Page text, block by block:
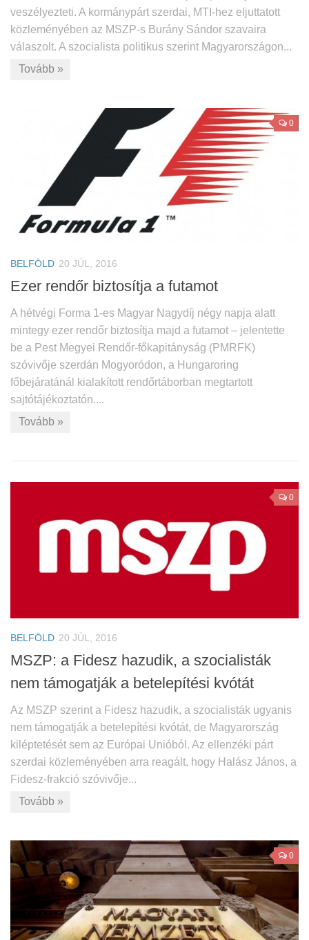
veszélyezteti. A kormánypárt szerdai, MTI-hez eljuttatott
közleményében az MSZP-s Burány Sándor szavaira
válaszolt. A szocialista politikus szerint Magyarországon...
Tovább »
0
BELFÖLD 20 JÚL, 2016
Ezer rendőr biztosítja a futamot
A hétvégi Forma 1-es Magyar Nagydíj négy napja alatt
mintegy ezer rendőr biztosítja majd a futamot – jelentette
be a Pest Megyei Rendőr-főkapitányság (PMRFK)
szóvivője szerdán Mogyoródon, a Hungaroring
főbejáratánál kialakított rendőrtáborban megtartott
sajtótájékoztatón....
Tovább »
0
BELFÖLD 20 JÚL, 2016
MSZP: a Fidesz hazudik, a szocialisták
nem támogatják a betelepítési kvótát
Az MSZP szerint a Fidesz hazudik, a szocialisták ugyanis
nem támogatják a betelepítési kvótát, de Magyarország
kiléptetését sem az Európai Unióból. Az ellenzéki párt
szerdai közleményében arra reagált, hogy Halász János, a
Fidesz-frakció szóvivője...
Tovább »
0